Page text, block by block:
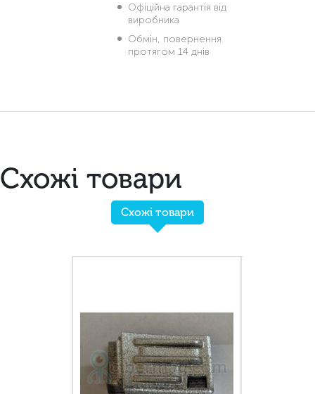
Офіційна гарантія від
виробника
Обмін, повернення
протягом 14 днів
Схожі товари
Схожі товари